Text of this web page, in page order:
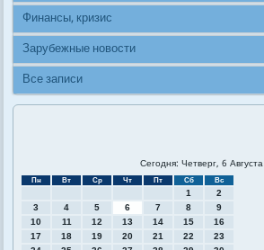
Финансы, кризис
Зарубежные новости
Все записи
Сегодня: Четверг, 6 Августа
Пн Вт Ср Чт Пт Сб Вс
1
2
3
4 5 6 7 8
9
10
11 12 13 14 15
16
17
18 19 20 21 22
23